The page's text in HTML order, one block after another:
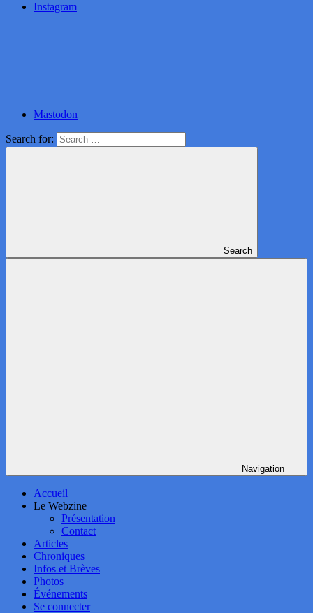
Instagram
Mastodon
Search for:
Search
Navigation
Accueil
Le Webzine
Présentation
Contact
Articles
Chroniques
Infos et Brèves
Photos
Événements
Se connecter